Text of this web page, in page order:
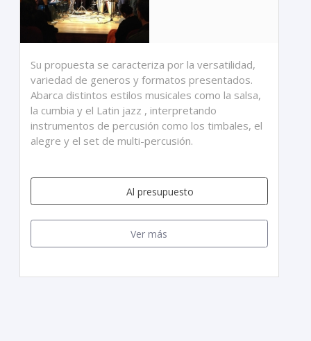
Su propuesta se caracteriza por la versatilidad,
variedad de generos y formatos presentados.
Abarca distintos estilos musicales como la salsa,
la cumbia y el Latin jazz , interpretando
instrumentos de percusión como los timbales, el
alegre y el set de multi-percusión.
Al presupuesto
Ver más